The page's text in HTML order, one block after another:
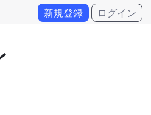
新規登録 ログイン